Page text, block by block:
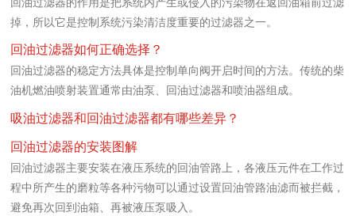
掉，所以它是控制系统污染清洁度重要的过滤器之一。
回油过滤器如何正确选择？
回油过滤器的稳定方法具体是控制单向阀开启时间的方法。传统的柴
油机燃油喷射装置通常由油泵、回油过滤器和喷油器组成。
吸油过滤器和回油过滤器都有哪些差异？
回油过滤器的安装图解
回油过滤器主要安装在液压系统的回油管路上，各液压元件在工作过
程中所产生的磨粒等各种污物可以通过设置回油管路油滤而被拦截，
避免再次回到油箱、再被液压泵吸入。